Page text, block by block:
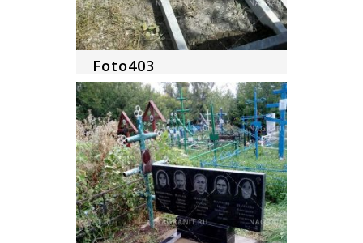
Foto403